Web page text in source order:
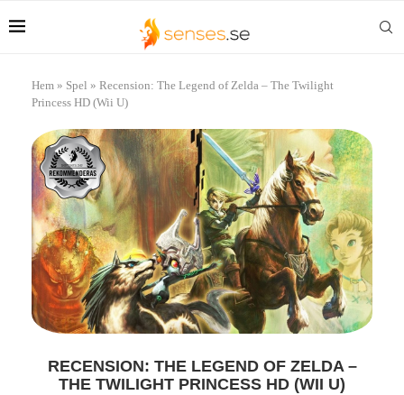
Hem » Spel » Recension: The Legend of Zelda – The Twilight
Princess HD (Wii U)
RECENSION: THE LEGEND OF ZELDA –
THE TWILIGHT PRINCESS HD (WII U)